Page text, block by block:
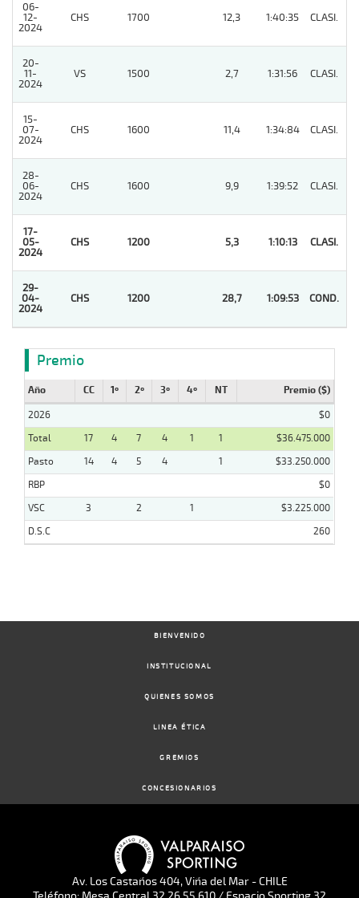
06-
12-
2024
CHS 1700 12,3 1:40:35 CLASI.
20-
11-
2024
VS 1500 2,7 1:31:56 CLASI.
15-
07-
2024
CHS 1600 11,4 1:34:84 CLASI.
28-
06-
2024
CHS 1600 9,9 1:39:52 CLASI.
17-
05-
2024
CHS 1200 5,3 1:10:13 CLASI.
29-
04-
2024
CHS 1200 28,7 1:09:53 COND.
Premio
Año CC 1º 2º 3º 4º NT Premio ($)
2026
$0
Total
17 4 7 4 1 1
$36.475.000
Pasto
14 4 5 4 1
$33.250.000
RBP
$0
VSC
3 2 1
$3.225.000
D.S.C
260
BIENVENIDO
INSTITUCIONAL
QUIENES SOMOS
LINEA ÉTICA
GREMIOS
CONCESIONARIOS
Av. Los Castaños 404, Viña del Mar - CHILE